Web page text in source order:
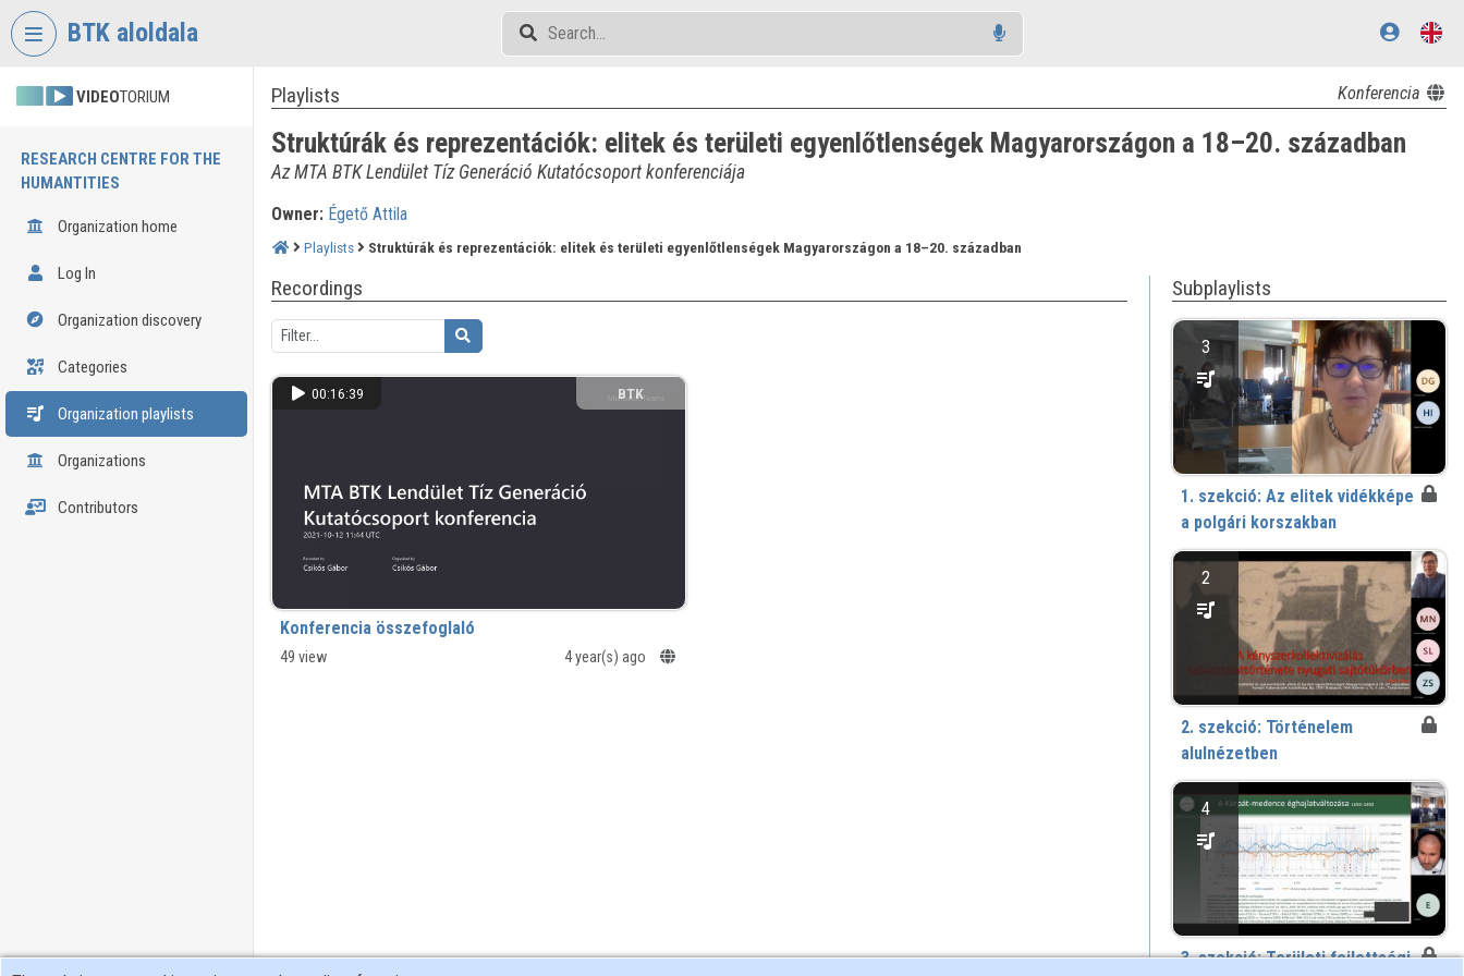
Skip header
BTK aloldala
VIDEOTORIUM
RESEARCH CENTRE FOR THE
HUMANTITIES
Organization home
Log In
Organization discovery
Categories
Organization playlists
Organizations
Contributors
Playlists Konferencia
Struktúrák és reprezentációk: elitek és területi egyenlőtlenségek Magyarországon a 18–20. században
Az MTA BTK Lendület Tíz Generáció Kutatócsoport konferenciája
Owner: Égető Attila
Playlists Struktúrák és reprezentációk: elitek és területi egyenlőtlenségek Magyarországon a 18–20. században
Recordings
00:16:39 BTK
Konferencia összefoglaló
49 view 4 year(s) ago
Subplaylists
3
1. szekció: Az elitek vidékképe
a polgári korszakban
2
2. szekció: Történelem
alulnézetben
4
3. szekció: Területi fejlettségi